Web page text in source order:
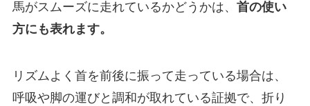
馬がスムーズに走れているかどうかは、 首の使い
方にも表れます。
リズムよく首を前後に振って走っている場合は、
呼吸や脚の運びと調和が取れている証拠で、折り